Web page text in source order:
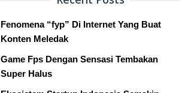
Fenomena “fyp” Di Internet Yang Buat
Konten Meledak
Game Fps Dengan Sensasi Tembakan
Super Halus